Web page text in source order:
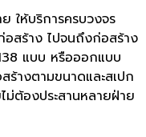
ให้บริการครบวงจร
สร้าง ไปจนถึงก่อสร้าง
แบบ หรือออกแบบ
ร้างตามขนาดและสเปก
ม่ต้องประสานหลายฝ่าย